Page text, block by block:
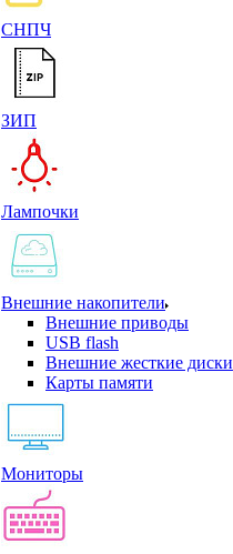
СНПЧ
ЗИП
Лампочки
Внешние накопители
Внешние приводы
USB flash
Внешние жесткие диски
Карты памяти
Мониторы